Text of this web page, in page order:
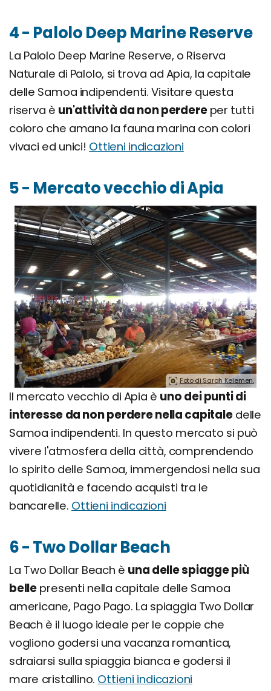
4 - Palolo Deep Marine Reserve
La Palolo Deep Marine Reserve, o Riserva
Naturale di Palolo, si trova ad Apia, la capitale
delle Samoa indipendenti. Visitare questa
riserva è un'attività da non perdereper tutti
coloro che amano la fauna marina con colori
vivaci ed unici! Ottieni indicazioni
5 - Mercato vecchio di Apia
Foto di Sarah Kelemen.
Il mercato vecchio di Apia è uno dei punti di
interesse da non perdere nella capitaledelle
Samoa indipendenti. In questo mercato si può
vivere l'atmosfera della città, comprendendo
lo spirito delle Samoa, immergendosi nella sua
quotidianità e facendo acquisti tra le
bancarelle. Ottieni indicazioni
6 - Two Dollar Beach
La Two Dollar Beach è una delle spiagge più
belle presenti nella capitale delle Samoa
americane, Pago Pago. La spiaggia Two Dollar
Beach è il luogo ideale per le coppie che
vogliono godersi una vacanza romantica,
sdraiarsi sulla spiaggia bianca e godersi il
mare cristallino. Ottieni indicazioni